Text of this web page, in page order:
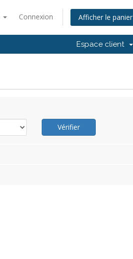
Connexion Afficher le panier
Espace client
Vérifier